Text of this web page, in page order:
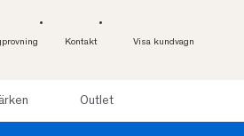
Kontakt Visa kundvagn
Outlet